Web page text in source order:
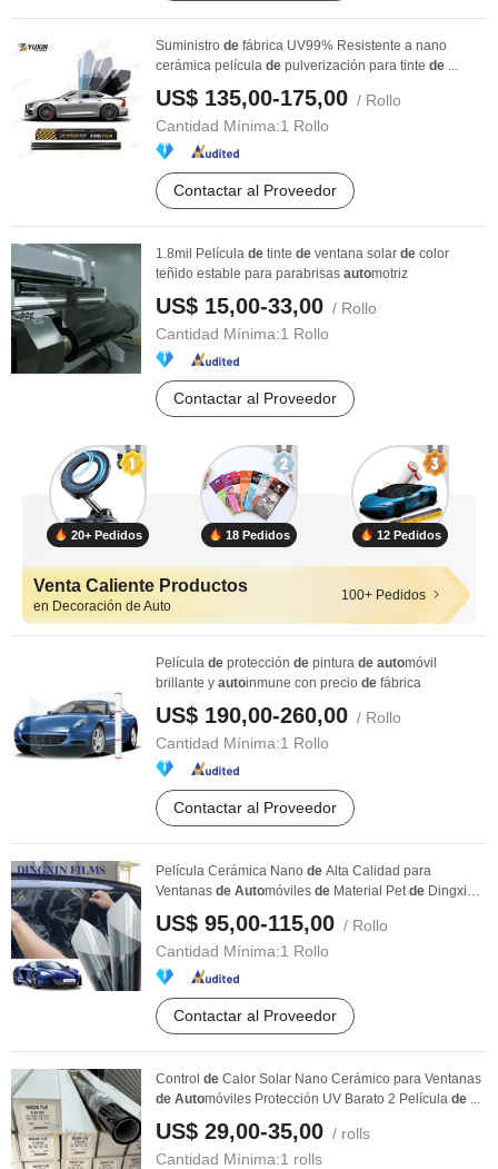
Suministro de fábrica UV99% Resistente a nano
cerámica película de pulverización para tinte de ...
US$ 135,00-175,00 / Rollo
Cantidad Mínima:1 Rollo
Contactar al Proveedor
1.8mil Película de tinte de ventana solar de color
teñido estable para parabrisas automotriz
US$ 15,00-33,00 / Rollo
Cantidad Mínima:1 Rollo
Contactar al Proveedor
20+ Pedidos 18 Pedidos 12 Pedidos
Venta Caliente Productos
en Decoración de Auto
100+ Pedidos
Película de protección de pintura de automóvil
brillante y autoinmune con precio de fábrica
US$ 190,00-260,00 / Rollo
Cantidad Mínima:1 Rollo
Contactar al Proveedor
Película Cerámica Nano de Alta Calidad para
Ventanas de Automóviles de Material Petde Dingxin
US$ 95,00-115,00 / Rollo
Cantidad Mínima:1 Rollo
Contactar al Proveedor
Control de Calor Solar Nano Cerámico para Ventanas
de Automóviles Protección UV Barato 2 Película de ...
US$ 29,00-35,00 / rolls
Cantidad Mínima:1 rolls